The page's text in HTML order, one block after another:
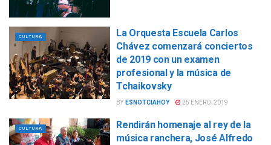
CULTURA
La Orquesta Escuela Carlos
Chávez comenzará conciertos
de 2019 con un examen
profesional y la música de
Tchaikovsky
BY ESNOTCIAHOY 25 ENERO, 2019
CULTURA
Rendirán homenaje al rey de la
música ranchera, José Alfredo